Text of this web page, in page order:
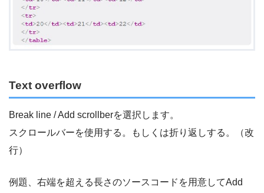
Text overflow
Break line / Add scrollberを選択します。
スクロールバーを使用する。もしくは折り返しする。（改
行）
例題、右端を超える長さのソースコードを用意してAdd